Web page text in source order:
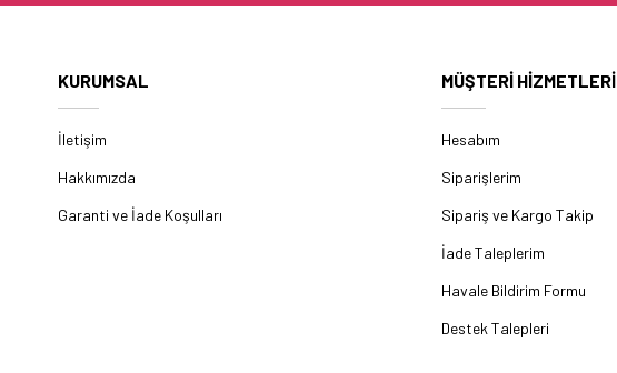
KURUMSAL
İletişim
Hakkımızda
Garanti ve İade Koşulları
MÜŞTERİ HİZMETLERİ
Hesabım
Siparişlerim
Sipariş ve Kargo Takip
İade Taleplerim
Havale Bildirim Formu
Destek Talepleri